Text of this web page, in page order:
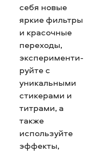
себя новые
яркие фильтры
и красочные
переходы,
эксперименти­
руйте с
уникальными
стикерами и
титрами, а
также
используйте
эффекты,